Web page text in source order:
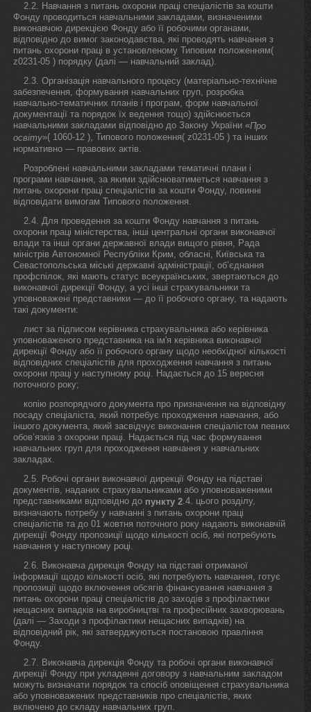
2.2. Навчання з питань охорони праці спеціалістів за кошти
Фонду проводиться навчальними закладами, визначеними
виконавчою дирекцією Фонду або її робочими органами,
відповідно до вимог законодавства, які проводять навчання з
питань охорони праці в установленому Типовим положенням(
z0231-05 ) порядку (далі — навчальний заклад).
2.3. Організація навчального процесу (матеріально-технічне
забезпечення, формування навчальних груп, розробка
навчально-тематичних планів і програм, форм навчальної
документації та порядок їх ведення тощо) здійснюється
навчальними закладами відповідно до Закону України «Про
освіту»( 1060-12 ), Типового положення( z0231-05 ) та інших
нормативно — правових актів.
Розроблені навчальними закладами тематичні плани і
програми навчання, за якими здійснюватиметься навчання з
питань охорони праці спеціалістів за кошти Фонду, повинні
відповідати вимогам Типового положення.
2.4. Для проведення за кошти Фонду навчання з питань
охорони праці міністерства, інші центральні органи виконавчої
влади та інші органи державної влади вищого рівня, Рада
міністрів Автономної Республіки Крим, обласні, Київська та
Севастопольська міські державні адміністрації, об’єднання
профспілок, які мають статус всеукраїнських, звертаються до
виконавчої дирекції Фонду, а усі інші страхувальники та
уповноважені представники — до її робочого органу, та надають
такі документи:
лист за підписом керівника страхувальника або керівника
уповноваженого представника на ім'я керівника виконавчої
дирекції Фонду або її робочого органу щодо необхідної кількості
відповідних спеціалістів для проходження навчання з питань
охорони праці у наступному році. Надається до 15 вересня
поточного року;
копію розпорядчого документа про призначення на відповідну
посаду спеціаліста, який потребує проходження навчання, або
іншого документа, який засвідчує виконання спеціалістом певних
обов’язків з охорони праці. Надається під час формування
навчальних груп для проходження навчання у навчальних
закладах.
2.5. Робочі органи виконавчої дирекції Фонду на підставі
документів, наданих страхувальниками або уповноваженими
представниками відповідно до пункту 2.4. цього розділу,
визначають потребу у навчанні з питань охорони праці
спеціалістів та до 01 жовтня поточного року надають виконавчій
дирекції Фонду пропозиції щодо кількості осіб, які потребують
навчання у наступному році.
2.6. Виконавча дирекція Фонду на підставі отриманої
інформації щодо кількості осіб, які потребують навчання, готує
пропозиції щодо включення обсягів фінансування навчання з
питань охорони праці спеціалістів до заходів з профілактики
нещасних випадків на виробництві та професійних захворювань
(далі — Заходи з профілактики нещасних випадків) на
відповідний рік, які затверджуються постановою правління
Фонду.
2.7. Виконавча дирекція Фонду та робочі органи виконавчої
дирекції Фонду при укладенні договору з навчальним закладом
можуть визначати порядок та спосіб оповіщення страхувальника
або уповноважених представників про спеціалістів, яких
включено до складу навчальних груп.